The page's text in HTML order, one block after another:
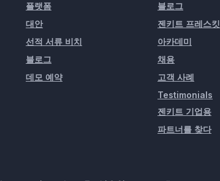
플랫폼
대안
선적 서류 비치
블로그
데모 예약
블로그
젠키트 프레스킷
아카데미
채용
고객 사례
Testimonials
젠키트 기업용
파트너를 찾다